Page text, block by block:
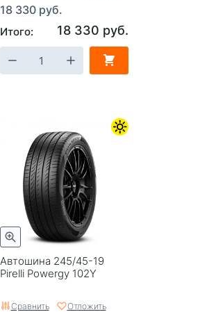
18 330 руб.
Итого: 18 330 руб.
Автошина 245/45-19
Pirelli Powergy 102Y
Сравнить Отложить